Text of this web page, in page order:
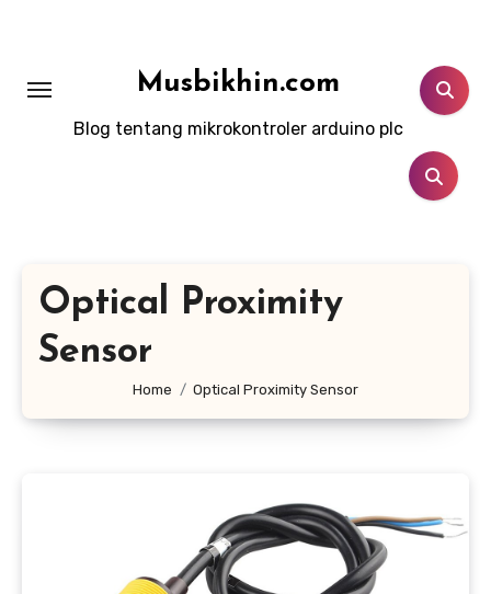
Musbikhin.com
Blog tentang mikrokontroler arduino plc
Optical Proximity
Sensor
Home Optical Proximity Sensor